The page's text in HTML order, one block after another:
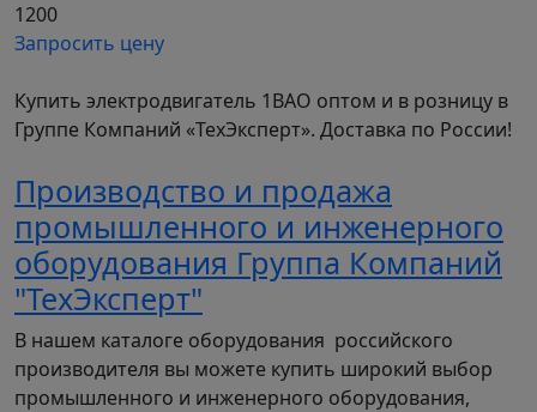
1200
Запросить цену
Купить электродвигатель 1ВАО оптом и в розницу в
Группе Компаний «ТехЭксперт». Доставка по России!
Производство и продажа
промышленного и инженерного
оборудования Группа Компаний
"ТехЭксперт"
В нашем каталоге оборудования российского
производителя вы можете купить широкий выбор
промышленного и инженерного оборудования,